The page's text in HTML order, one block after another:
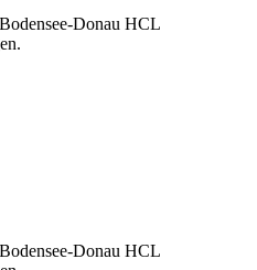
Donau HCL
Donau HCL